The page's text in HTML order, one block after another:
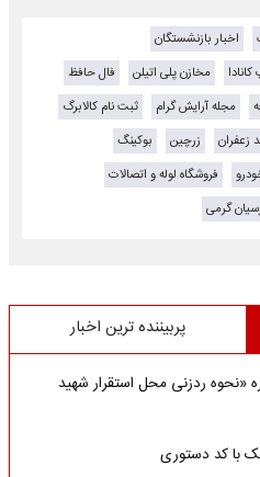
اخبار بازنشستگان
مخازن پلی اتیلن
فال حافظ
مجله آرایش گرام
ثبت نام کالابرگ
زعفران زرچین
بوکینگ
فروشگاه لوله و اتصالات
گرمی
پربیننده ترین اخبار
«نحوه ردزنی محل استقرار شهید
با کد دستوری